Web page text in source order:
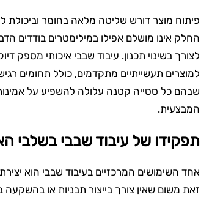
פיתוח מוצר דורש שליטה מלאה בחומר
החלק אינו מושלם אפילו במילימטרים בודדים
לצורך בשינוי תכנון. עיבוד שבבי איכותי מספק
למוצרים תעשייתיים מתקדמים, כולל תחומים
שבהם כל סטייה קטנה עלולה להשפיע על
המבצעית.
תפקידו של עיבוד שבבי בשלבי
אחד השימושים המרכזיים בעיבוד שבבי הוא
זאת משום שאין צורך בייצור תבניות או